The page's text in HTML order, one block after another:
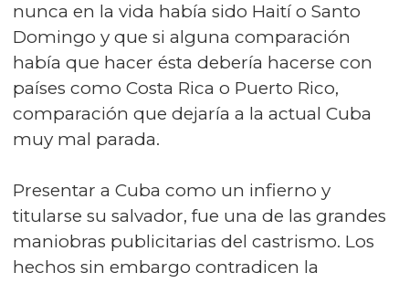
nunca en la vida había sido Haití o Santo
Domingo y que si alguna comparación
había que hacer ésta debería hacerse con
países como Costa Rica o Puerto Rico,
comparación que dejaría a la actual Cuba
muy mal parada.
Presentar a Cuba como un infierno y
titularse su salvador, fue una de las grandes
maniobras publicitarias del castrismo. Los
hechos sin embargo contradicen la